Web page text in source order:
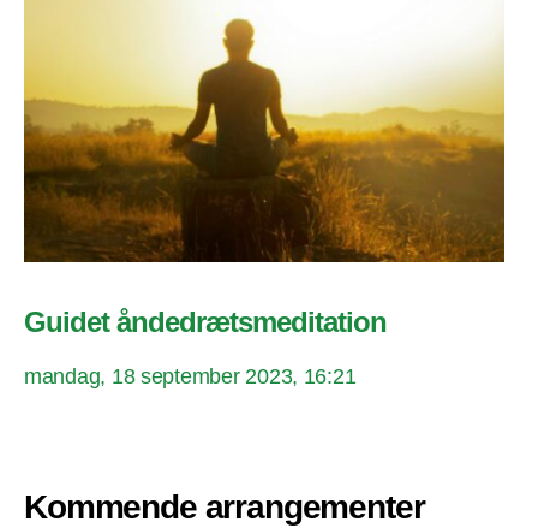
Guidet åndedrætsmeditation
mandag, 18 september 2023, 16:21
Kommende arrangementer